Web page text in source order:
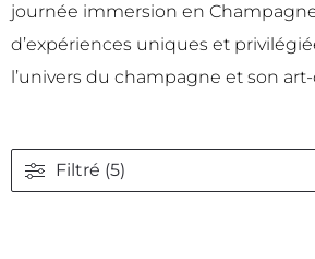
journée immersion en
d’expériences uniques et
l’univers du champagne et son
Filtré (5)